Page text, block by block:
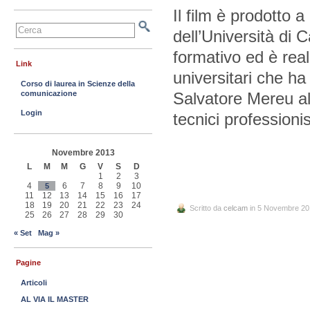
Il film è prodotto
dell’Università di
formativo ed è
universitari che
Salvatore Mereu
tecnici
Scritto da celcam in 5 Novembre
Link
Corso di laurea in Scienze della
comunicazione
Login
Novembre 2013
L
M M G V S
D
1
2
3
4
5 6 7 8 9
10
11
12 13 14 15 16
17
18
19 20 21 22 23
24
25
26 27 28 29 30
« Set Mag »
Pagine
Articoli
AL VIA IL MASTER